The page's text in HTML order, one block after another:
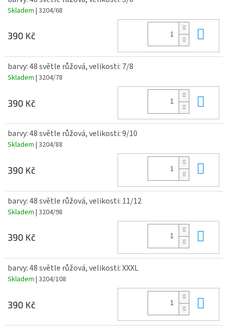
Skladem | 3204/68
390 Kč
barvy: 48 světle růžová, velikosti: 7/8
Skladem | 3204/78
390 Kč
barvy: 48 světle růžová, velikosti: 9/10
Skladem | 3204/88
390 Kč
barvy: 48 světle růžová, velikosti: 11/12
Skladem | 3204/98
390 Kč
barvy: 48 světle růžová, velikosti: XXXL
Skladem | 3204/108
390 Kč